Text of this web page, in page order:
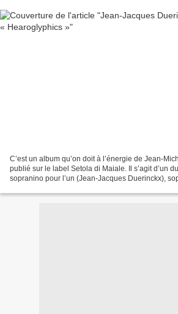
C’est un album qu’on doit à l’énergie de Jean-
publié sur le label Setola di Maiale. Il s’agit d’un
sopranino pour l’un (Jean-Jacques Duerinckx),